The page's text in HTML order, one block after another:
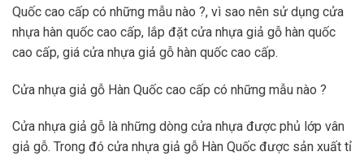
Quốc cao cấp có những mẫu nào ?, vì sao nên sử dụng cửa
nhựa hàn quốc cao cấp, lắp đặt cửa nhựa giả gỗ hàn quốc
cao cấp, giá cửa nhựa giả gỗ hàn quốc cao cấp.
Cửa nhựa giả gỗ Hàn Quốc cao cấp có những mẫu nào ?
Cửa nhựa giả gỗ là những dòng cửa nhựa được phủ lớp vân
giả gỗ. Trong đó cửa nhựa giả gỗ Hàn Quốc được sản xuất tỉ